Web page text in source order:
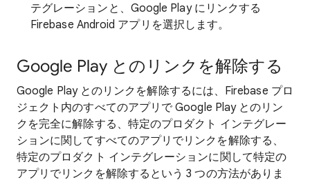
テグレーションと、Google Play にリンクする
Firebase Android アプリを選択します。
Google Play とのリンクを解除する
Google Play とのリンクを解除するには、Firebase プロ
ジェクト内のすべてのアプリで Google Play とのリン
クを完全に解除する、特定のプロダクト インテグレー
ションに関してすべてのアプリでリンクを解除する、
特定のプロダクト インテグレーションに関して特定の
アプリでリンクを解除するという 3 つの方法がありま